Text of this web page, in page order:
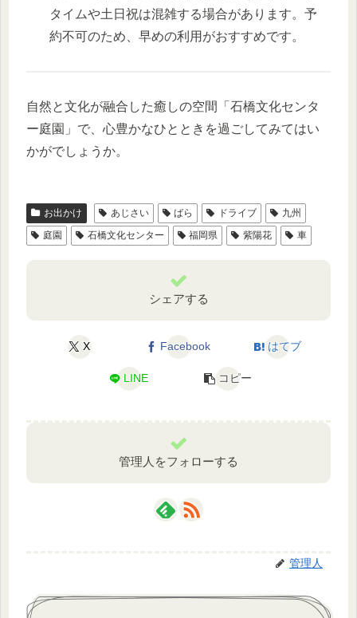
タイムや土日祝は混雑する場合があります。予
約不可のため、早めの利用がおすすめです。
自然と文化が融合した癒しの空間「石橋文化センタ
ー庭園」で、心豊かなひとときを過ごしてみてはい
かがでしょうか。
お出かけ あじさい ばら ドライブ
九州
庭園
石橋文化センター 福岡県 紫陽花 車
シェアする
X Facebook はてブ
LINE コピー
管理人をフォローする
管理人